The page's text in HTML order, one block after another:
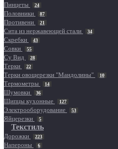
Пинцеты 24
Половники 87
Противени 21
Сита из нержавеющей стали 34
Скребки 43
Совки 55
Су Вид 28
Терки 22
Терки овощерезки "Мандолины" 10
Термометры 14
Шумовки 36
Щипцы кухонные 127
Электрооборудование 53
Яйцерезки 5
Текстиль
Дорожки 223
Напероны 6